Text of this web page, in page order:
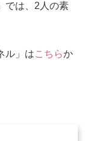
では、2人の素
ル」はこちらか